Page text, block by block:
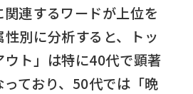
関連するワードが上位を
性別に分析すると、トッ
ウト」は特に40代で顕著
ており、50代では「晩